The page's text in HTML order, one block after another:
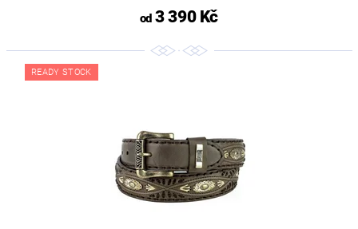
od3 390 Kč
READY STOCK